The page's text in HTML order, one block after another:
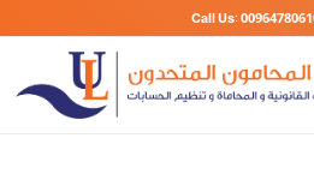
Call Us: